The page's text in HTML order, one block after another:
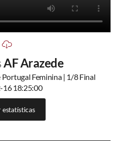
AF Arazede
Portugal Feminina | 1/8 Final
16 18:25:00
estatísticas